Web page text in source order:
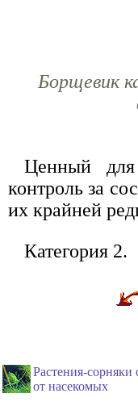
Борщевик
Ценный
контроль за
их крайней
Категория 2.
Растения-
от насекомых